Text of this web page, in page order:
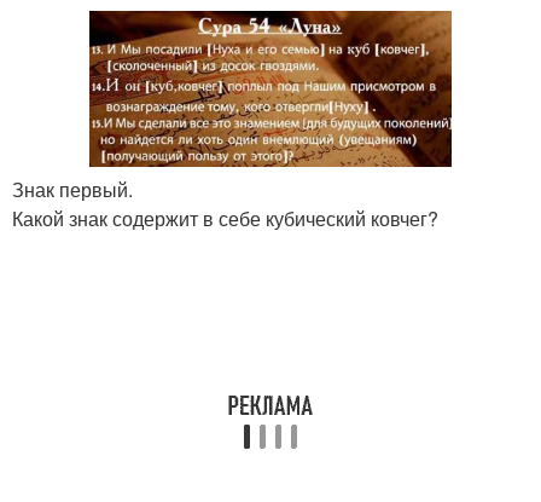
Знак первый.
Какой знак содержит в себе кубический ковчег?